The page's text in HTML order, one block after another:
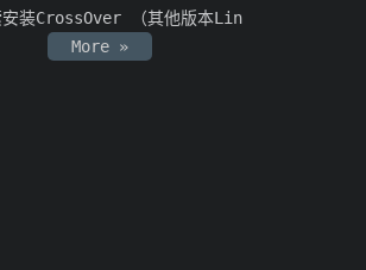
安装CrossOver （其他版本Lin
More »